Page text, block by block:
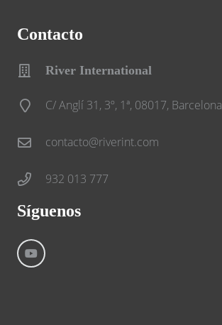
Contacto
River International
C/ Anglí 31, 3º, 1ª, 08017, Barcelona
contacto@riverint.com
932 013 777
Síguenos